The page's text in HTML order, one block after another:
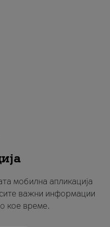
мобилна апликација
важни информации
кое време.